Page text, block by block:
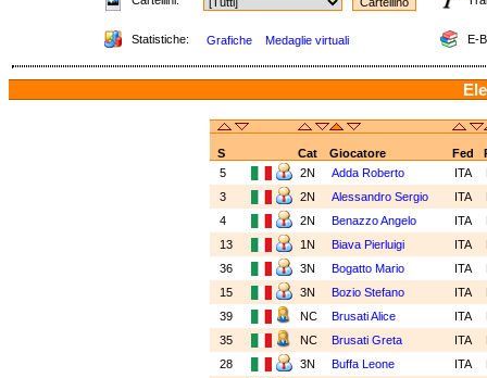
Statistiche: Grafiche Medaglie virtuali E-
S Cat Giocatore Fed
5
2N Adda Roberto ITA
3
2N Alessandro Sergio ITA
4
2N Benazzo Angelo ITA
13
1N Biava Pierluigi ITA
36
3N Bogatto Mario ITA
15
3N Bozio Stefano ITA
39
NC Brusati Alice ITA
35
NC Brusati Greta ITA
28
3N Buffa Leone ITA